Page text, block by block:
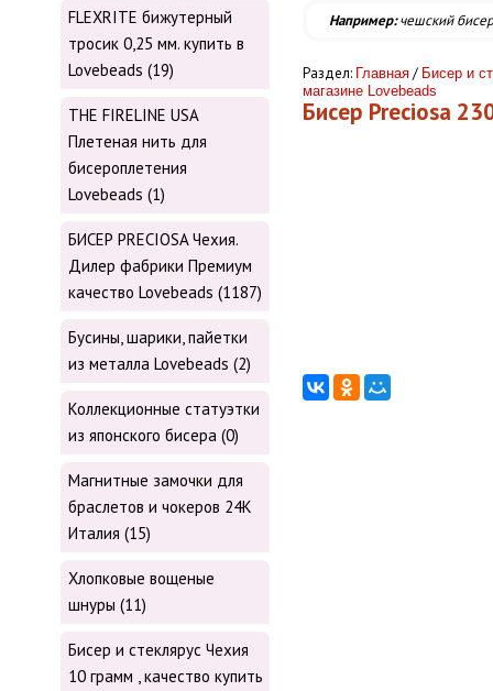
FLEXRITE бижутерный
тросик 0,25 мм. купить в
Lovebeads (19)
THE FIRELINE USA
Плетеная нить для
бисероплетения
Lovebeads (1)
БИСЕР PRECIOSA Чехия.
Дилер фабрики Премиум
качество Lovebeads (1187)
Бусины, шарики, пайетки
из металла Lovebeads (2)
Коллекционные статуэтки
из японского бисера (0)
Магнитные замочки для
браслетов и чокеров 24К
Италия (15)
Хлопковые вощеные
шнуры (11)
Бисер и стеклярус Чехия
10 грамм , качество купить
Например:чешский бисер
Раздел: Главная / Бисер и
магазине Lovebeads
Бисер Preciosa